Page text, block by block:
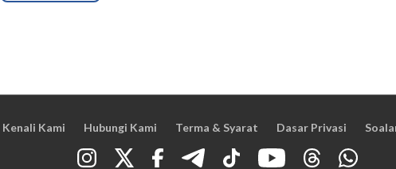
Kenali Kami Hubungi Kami Terma & Syarat Dasar Privasi